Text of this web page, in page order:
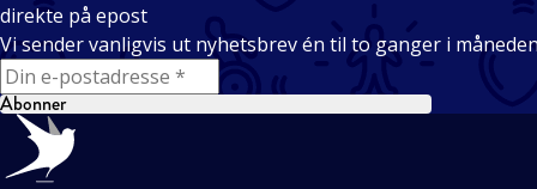
direkte på epost
Vi sender vanligvis ut nyhetsbrev én til to ganger i
E-mail
Abonner
Bunntekst